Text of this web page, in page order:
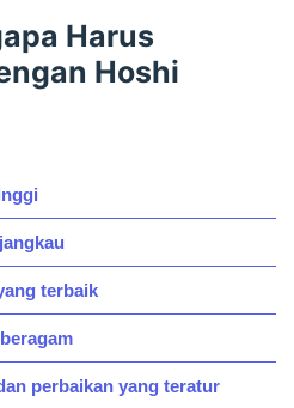
Harus
Hoshi
terbaik
perbaikan yang teratur